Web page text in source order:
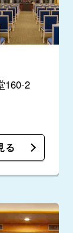
160-2
る